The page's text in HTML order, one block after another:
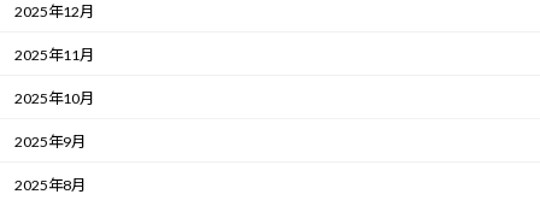
2025年12月
2025年11月
2025年10月
2025年9月
2025年8月